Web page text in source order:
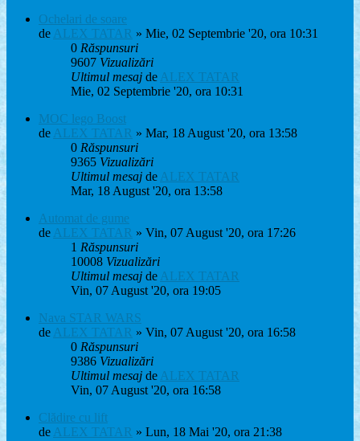
Ochelari de soare
de ALEX TATAR » Mie, 02 Septembrie '20, ora 10:31
0 Răspunsuri
9607 Vizualizări
Ultimul mesaj de ALEX TATAR
Mie, 02 Septembrie '20, ora 10:31
MOC lego Boost
de ALEX TATAR » Mar, 18 August '20, ora 13:58
0 Răspunsuri
9365 Vizualizări
Ultimul mesaj de ALEX TATAR
Mar, 18 August '20, ora 13:58
Automat de gume
de ALEX TATAR » Vin, 07 August '20, ora 17:26
1 Răspunsuri
10008 Vizualizări
Ultimul mesaj de ALEX TATAR
Vin, 07 August '20, ora 19:05
Nava STAR WARS
de ALEX TATAR » Vin, 07 August '20, ora 16:58
0 Răspunsuri
9386 Vizualizări
Ultimul mesaj de ALEX TATAR
Vin, 07 August '20, ora 16:58
Clădire cu lift
de ALEX TATAR » Lun, 18 Mai '20, ora 21:38